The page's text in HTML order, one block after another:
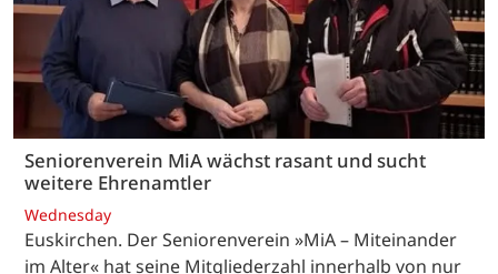
Seniorenverein MiA wächst rasant und sucht
weitere Ehrenamtler
Wednesday
Euskirchen. Der Seniorenverein »MiA – Miteinander
im Alter« hat seine Mitgliederzahl innerhalb von nur